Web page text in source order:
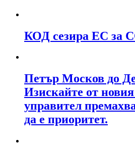
КОД сезира ЕС за
Петър Москов до
Изискайте от
управител
да е приоритет.